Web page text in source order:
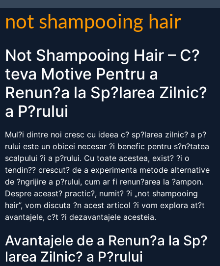
not shampooing hair
Not Shampooing Hair – C?
teva Motive Pentru a
Renun?a la Sp?larea Zilnic?
a P?rului
Mul?i dintre noi cresc cu ideea c? sp?larea zilnic? a p?
rului este un obicei necesar ?i benefic pentru s?n?tatea
scalpului ?i a p?rului. Cu toate acestea, exist? ?i o
tendin?? crescut? de a experimenta metode alternative
de ?ngrijire a p?rului, cum ar fi renun?area la ?ampon.
Despre aceast? practic?, numit? ?i „not shampooing
hair”, vom discuta ?n acest articol ?i vom explora at?t
avantajele, c?t ?i dezavantajele acesteia.
Avantajele de a Renun?a la Sp?
larea Zilnic? a P?rului